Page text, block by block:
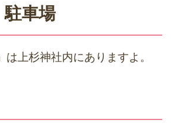
駐車場
は上杉神社内にありますよ。